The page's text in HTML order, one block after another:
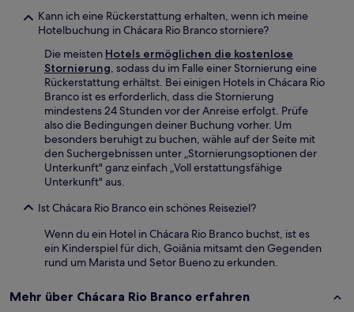
Kann ich eine Rückerstattung erhalten, wenn ich meine
Hotelbuchung in Chácara Rio Branco storniere?
Die meisten Hotels ermöglichen die kostenlose
Stornierung, sodass du im Falle einer Stornierung eine
Rückerstattung erhältst. Bei einigen Hotels in Chácara Rio
Branco ist es erforderlich, dass die Stornierung
mindestens 24 Stunden vor der Anreise erfolgt. Prüfe
also die Bedingungen deiner Buchung vorher. Um
besonders beruhigt zu buchen, wähle auf der Seite mit
den Suchergebnissen unter „Stornierungsoptionen der
Unterkunft" ganz einfach „Voll erstattungsfähige
Unterkunft" aus.
Ist Chácara Rio Branco ein schönes Reiseziel?
Wenn du ein Hotel in Chácara Rio Branco buchst, ist es
ein Kinderspiel für dich, Goiânia mitsamt den Gegenden
rund um Marista und Setor Bueno zu erkunden.
Mehr über Chácara Rio Branco erfahren